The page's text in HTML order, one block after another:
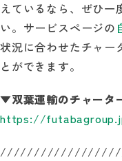
えているなら、ぜひ一
い。サービスページの
状況に合わせたチャー
とができます。
▼双葉運輸のチャータ
https://